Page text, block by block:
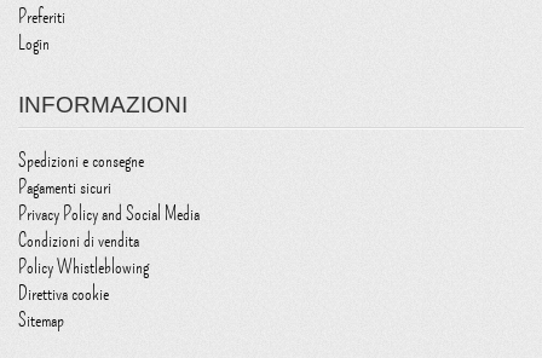
Preferiti
Login
INFORMAZIONI
Spedizioni e consegne
Pagamenti sicuri
Privacy Policy and Social Media
Condizioni di vendita
Policy Whistleblowing
Direttiva cookie
Sitemap